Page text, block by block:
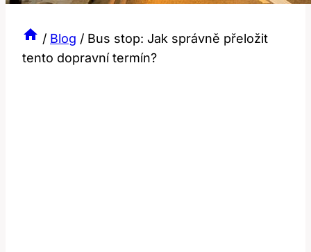
/ Blog / Bus stop: Jak správně přeložit
tento dopravní termín?